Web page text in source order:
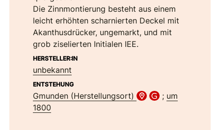
Die Zinnmontierung besteht aus einem
leicht erhöhten scharnierten Deckel mit
Akanthusdrücker, ungemarkt, und mit
grob ziselierten Initialen IEE.
HERSTELLER:IN
unbekannt
ENTSTEHUNG
Gmunden (Herstellungsort) ; um
1800